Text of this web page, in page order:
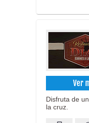
Ver
Disfruta de
la cruz.